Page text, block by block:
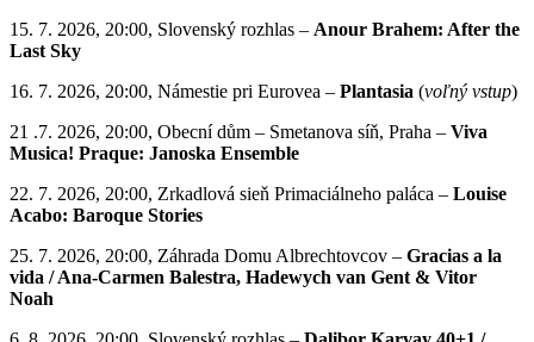
15. 7. 2026, 20:00, Slovenský rozhlas – Anour Brahem: After the
Last Sky
16. 7. 2026, 20:00, Námestie pri Eurovea – Plantasia (voľný vstup)
21 .7. 2026, 20:00, Obecní dům – Smetanova síň, Praha – Viva
Musica! Praque: Janoska Ensemble
22. 7. 2026, 20:00, Zrkadlová sieň Primaciálneho paláca – Louise
Acabo: Baroque Stories
25. 7. 2026, 20:00, Záhrada Domu Albrechtovcov – Gracias a la
vida / Ana-Carmen Balestra, Hadewych van Gent & Vitor
Noah